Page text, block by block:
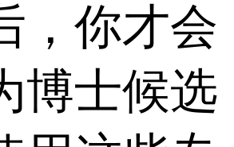
，你才会
博士候选